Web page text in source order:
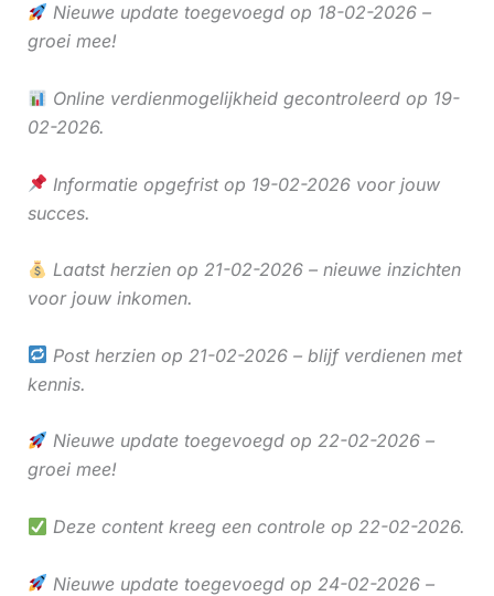
Nieuwe update toegevoegd op 18-02-2026 –
groei mee!
Online verdienmogelijkheid gecontroleerd op 19-
02-2026.
Informatie opgefrist op 19-02-2026 voor jouw
succes.
Laatst herzien op 21-02-2026 – nieuwe inzichten
voor jouw inkomen.
Post herzien op 21-02-2026 – blijf verdienen met
kennis.
Nieuwe update toegevoegd op 22-02-2026 –
groei mee!
Deze content kreeg een controle op 22-02-2026.
Nieuwe update toegevoegd op 24-02-2026 –